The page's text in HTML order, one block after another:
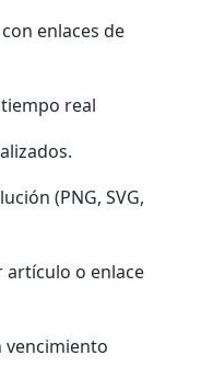
enlaces de
real
(PNG, SVG,
artículo o enlace
vencimiento